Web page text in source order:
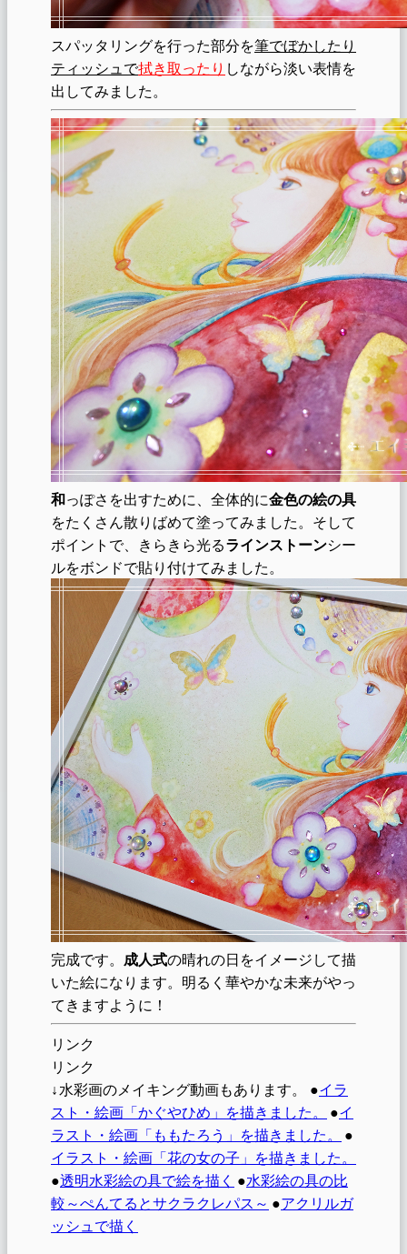
スパッタリングを行った部分を筆でぼかしたり
ティッシュで拭き取ったり しながら淡い表情を
出してみました。
和っぽさを出すために、全体的に金色の絵の具
をたくさん散りばめて塗ってみました。そして
ポイントで、きらきら光るラインストーンシー
ルをボンドで貼り付けてみました。
完成です。 成人式の晴れの日をイメージして描
いた絵になります。明るく華やかな未来がやっ
てきますように！
リンク
リンク
↓ 水彩画のメイキング動画もあります。 ●イラ
スト・絵画「かぐやひめ」を描きました。
●イ
ラスト・絵画「ももたろう」を描きました。
●
イラスト・絵画「花の女の子」を描きました。
●透明水彩絵の具で絵を描く ●水彩絵の具の比
較～ぺんてるとサクラクレパス～ ●アクリルガ
ッシュで描く